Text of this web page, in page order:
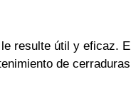
resulte útil y eficaz.
de